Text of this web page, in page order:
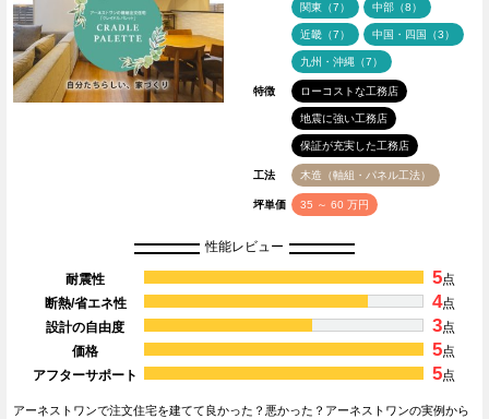
関東（7） 中部（8）
近畿（7） 中国・四国（3）
九州・沖縄（7）
特徴 ローコストな工務店
地震に強い工務店
保証が充実した工務店
工法 木造（軸組・パネル工法）
坪単価 35 ～ 60 万円
性能レビュー
耐震性 5点
断熱/省エネ性
4点
設計の自由度
3点
価格
5点
アフターサポート
5点
アーネストワンで注文住宅を建てて良かった？悪かった？アーネストワンの実例から